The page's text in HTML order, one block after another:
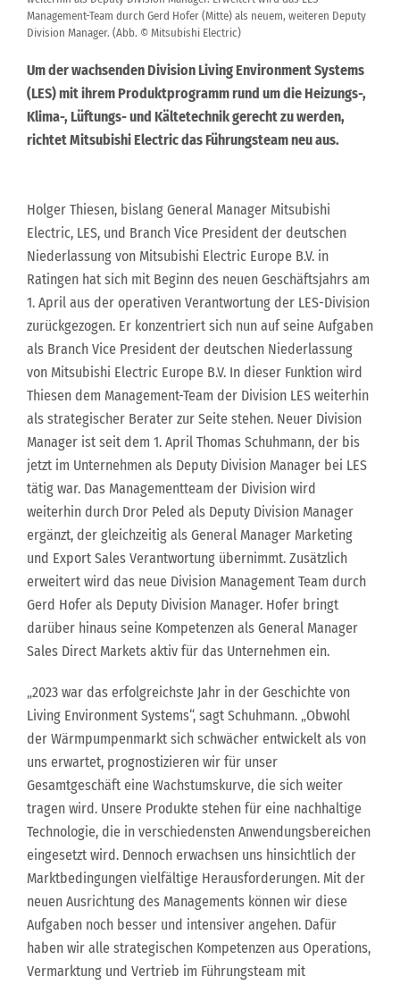
Management-Team durch Gerd Hofer (Mitte) als neuem, weiteren Deputy
Division Manager. (Abb. © Mitsubishi Electric)
Um der wachsenden Division Living Environment Systems
(LES) mit ihrem Produktprogramm rund um die Heizungs-,
Klima-, Lüftungs- und Kältetechnik gerecht zu werden,
richtet Mitsubishi Electric das Führungsteam neu aus.
Holger Thiesen, bislang General Manager Mitsubishi
Electric, LES, und Branch Vice President der deutschen
Niederlassung von Mitsubishi Electric Europe B.V. in
Ratingen hat sich mit Beginn des neuen Geschäftsjahrs am
1. April aus der operativen Verantwortung der LES-Division
zurückgezogen. Er konzentriert sich nun auf seine Aufgaben
als Branch Vice President der deutschen Niederlassung
von Mitsubishi Electric Europe B.V. In dieser Funktion wird
Thiesen dem Management-Team der Division LES weiterhin
als strategischer Berater zur Seite stehen. Neuer Division
Manager ist seit dem 1. April Thomas Schuhmann, der bis
jetzt im Unternehmen als Deputy Division Manager bei LES
tätig war. Das Managementteam der Division wird
weiterhin durch Dror Peled als Deputy Division Manager
ergänzt, der gleichzeitig als General Manager Marketing
und Export Sales Verantwortung übernimmt. Zusätzlich
erweitert wird das neue Division Management Team durch
Gerd Hofer als Deputy Division Manager. Hofer bringt
darüber hinaus seine Kompetenzen als General Manager
Sales Direct Markets aktiv für das Unternehmen ein.
„2023 war das erfolgreichste Jahr in der Geschichte von
Living Environment Systems“, sagt Schuhmann. „Obwohl
der Wärmpumpenmarkt sich schwächer entwickelt als von
uns erwartet, prognostizieren wir für unser
Gesamtgeschäft eine Wachstumskurve, die sich weiter
tragen wird. Unsere Produkte stehen für eine nachhaltige
Technologie, die in verschiedensten Anwendungsbereichen
eingesetzt wird. Dennoch erwachsen uns hinsichtlich der
Marktbedingungen vielfältige Herausforderungen. Mit der
neuen Ausrichtung des Managements können wir diese
Aufgaben noch besser und intensiver angehen. Dafür
haben wir alle strategischen Kompetenzen aus Operations,
Vermarktung und Vertrieb im Führungsteam mit